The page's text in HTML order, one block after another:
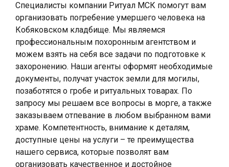
Специалисты компании Ритуал МСК помогут вам
организовать погребение умершего человека на
Кобяковском кладбище. Мы являемся
профессиональным похоронным агентством и
можем взять на себя все задачи по подготовке к
захоронению. Наши агенты оформят необходимые
документы, получат участок земли для могилы,
позаботятся о гробе и ритуальных товарах. По
запросу мы решаем все вопросы в морге, а также
заказываем отпевание в любом выбранном вами
храме. Компетентность, внимание к деталям,
доступные цены на услуги – те преимущества
нашего сервиса, которые позволят вам
организовать качественное и достойное